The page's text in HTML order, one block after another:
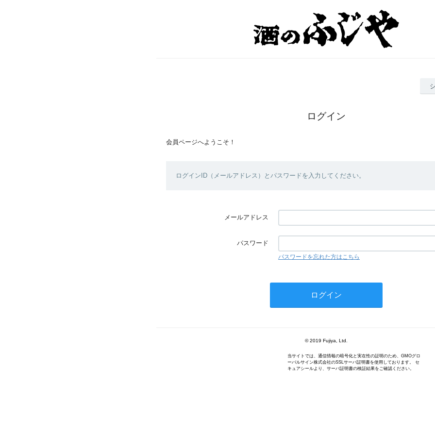
ログイン
会員ページへようこそ！
ログインID（メールアドレス）とパスワードを入力してください。
メールアドレス
パスワード
パスワードを忘れた方はこちら
© 2019 Fujiya, Ltd.
当サイトでは、通信情報の暗号化と実在性の証明のため、GMOグロ
ーバルサイン株式会社のSSLサーバ証明書を使用しております。 セ
キュアシールより、サーバ証明書の検証結果をご確認ください。